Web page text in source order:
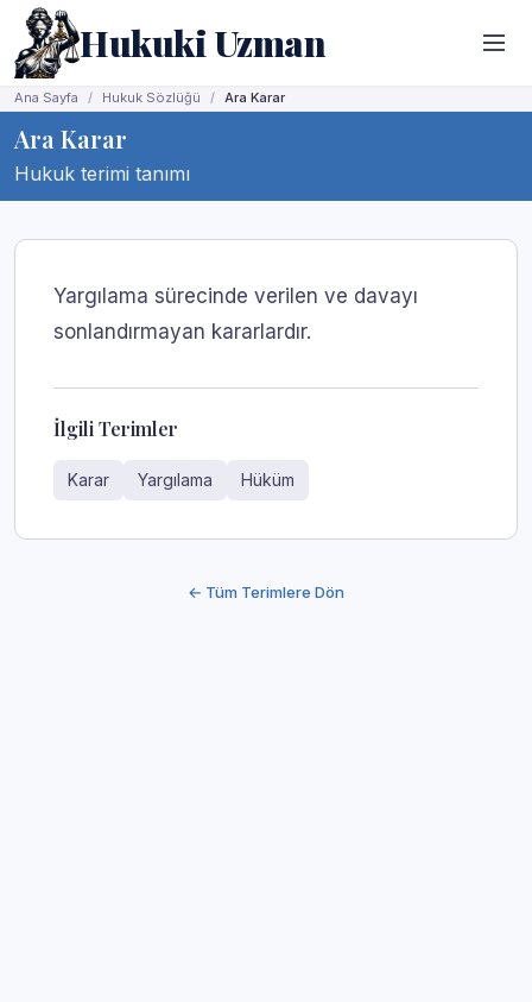
Hukuki Uzman
Ana Sayfa Hukuk Sözlüğü Ara Karar
Ara Karar
Hukuk terimi tanımı
Yargılama sürecinde verilen ve davayı
sonlandırmayan kararlardır.
İlgili Terimler
Karar Yargılama Hüküm
← Tüm Terimlere Dön